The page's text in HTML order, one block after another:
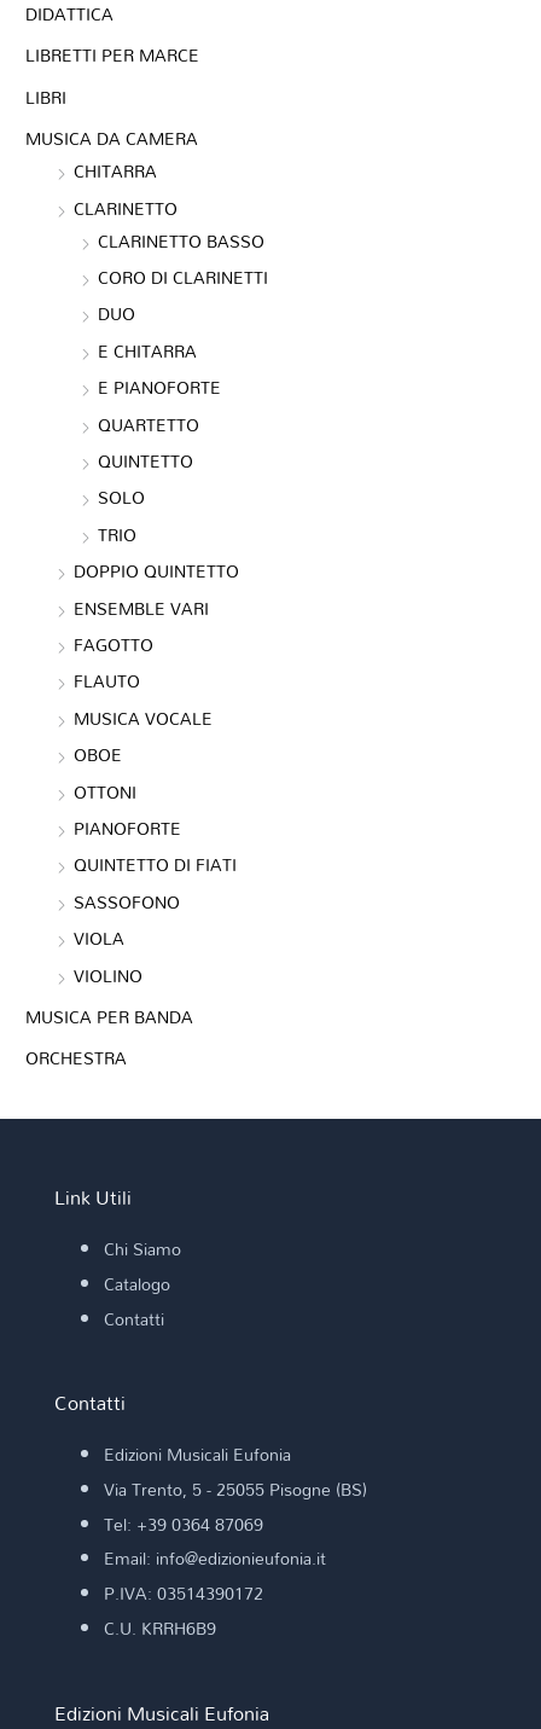
DIDATTICA
LIBRETTI PER MARCE
LIBRI
MUSICA DA CAMERA
CHITARRA
CLARINETTO
CLARINETTO BASSO
CORO DI CLARINETTI
DUO
E CHITARRA
E PIANOFORTE
QUARTETTO
QUINTETTO
SOLO
TRIO
DOPPIO QUINTETTO
ENSEMBLE VARI
FAGOTTO
FLAUTO
MUSICA VOCALE
OBOE
OTTONI
PIANOFORTE
QUINTETTO DI FIATI
SASSOFONO
VIOLA
VIOLINO
MUSICA PER BANDA
ORCHESTRA
Link Utili
Chi Siamo
Catalogo
Contatti
Contatti
Edizioni Musicali Eufonia
Via Trento, 5 - 25055 Pisogne (BS)
Tel: +39 0364 87069
Email: info@edizionieufonia.it
P.IVA: 03514390172
C.U. KRRH6B9
Edizioni Musicali Eufonia